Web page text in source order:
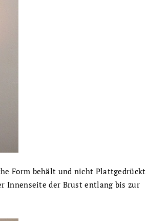
Form behält und nicht Plattgedrückt
Innenseite der Brust entlang bis zur